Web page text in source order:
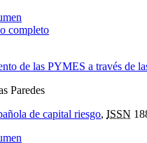
completo
de las PYMES a través de
Paredes
de capital riesgo, ISSN